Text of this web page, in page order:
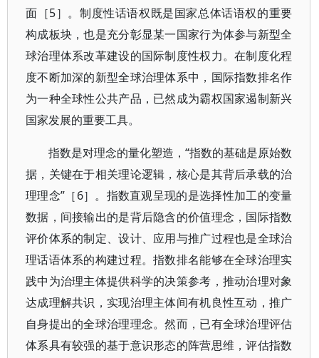
面［5］。制度性话语权既是国家总体话语权的重要
构成板块，也是充分彰显某一国家行为体参与新型全
球治理体系改革建设的国际制度性权力。在制度化程
度不断加深的新型全球治理体系中，国际指数排名作
为一种全球性公共产品，已然成为霸权国家遏制新兴
国家发展的重要工具。
指数是对理念的量化塑造，“指数的基础是原始数
据，关键在于相关理论逻辑，核心是其背后承载的治
理理念”［6］。指数直观呈现的是选择性加工的变量
数据，间接输出的是背后隐含的价值理念，国际指数
评价体系的制定、设计、应用与推广过程也是全球治
理话语体系的构建过程。指数排名能够在全球治理实
践中为治理主体提供科学的决策参考，推动治理对象
达成理解共识，实现治理主体间有机良性互动，推广
自身提出的全球治理理念。然而，已有全球治理评估
体系具有较强的基于意识形态的阵营思维，评估指数